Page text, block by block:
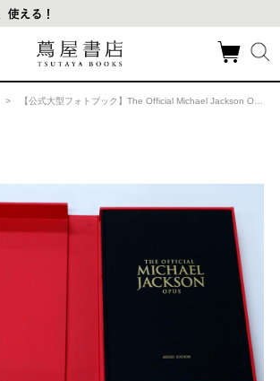
> 【公式大型フォトブック】The Official Michael Jackson Opus／ザ オフィシャル マイケル ジャクソン オーパス ※ご注文より1週間程度で発送予定 の商品詳細